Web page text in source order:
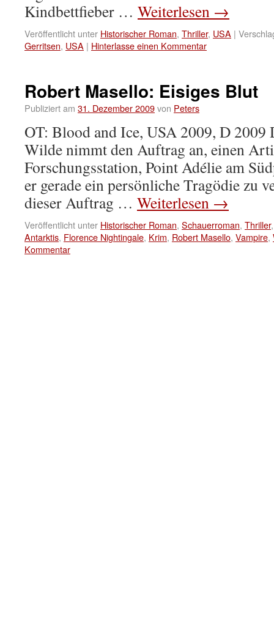
Kindbettfieber … Weiterlesen →
Veröffentlicht unter Historischer Roman, Thriller, USA |
Gerritsen, USA | Hinterlasse einen Kommentar
Robert Masello: Eisiges Blut
Publiziert am 31. Dezember 2009von Peters
OT: Blood and Ice, USA 2009, D
Wilde nimmt den Auftrag an, einen
Forschungsstation, Point Adélie am
er gerade ein persönliche Tragödie zu
dieser Auftrag … Weiterlesen →
Veröffentlicht unter Historischer Roman, Schauerroman, Thriller
Antarktis, Florence Nightingale, Krim, Robert Masello, Vampire,
Kommentar